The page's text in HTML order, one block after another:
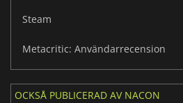
Steam
Metacritic: Användarrecension
OCKSÅ PUBLICERAD AV NACON